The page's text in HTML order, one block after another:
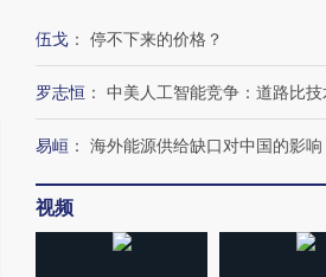
伍戈 ： 停不下来的价格？
罗志恒 ： 中美人工智能竞争：道路比
易峘 ： 海外能源供给缺口对中国的影响
视频